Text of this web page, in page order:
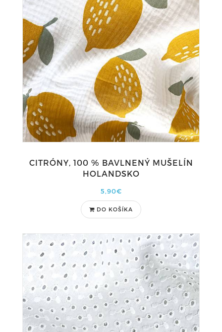
CITRÓNY, 100 % BAVLNENÝ MUŠELÍN
HOLANDSKO
5,90€
DO KOŠÍKA